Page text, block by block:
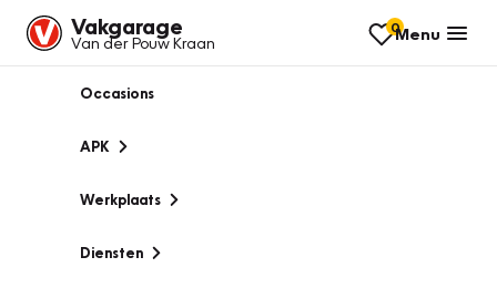
Vakgarage
Van der Pouw Kraan
0Menu
Occasions
APK
Werkplaats
Diensten